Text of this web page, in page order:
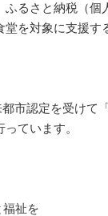
ふるさと納税（個
堂を対象に支援す
市認定を受けて
ています。
祉を